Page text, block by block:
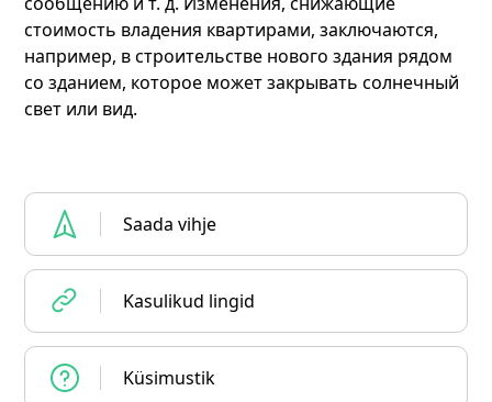
стоимость владения квартирами, заключаются,
например, в строительстве нового здания рядом
со зданием, которое может закрывать солнечный
свет или вид.
Saada vihje
Kasulikud lingid
Küsimustik